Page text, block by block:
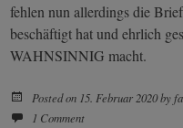
fehlen nun allerdings die
beschäftigt hat und ehrlich
WAHNSINNIG macht.
Posted on 15. Februar 2020by
1 Comment